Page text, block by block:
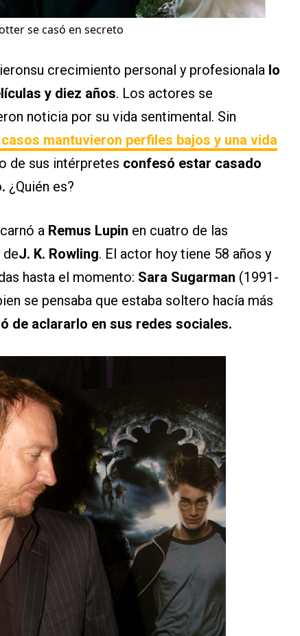
se casó en secreto
crecimiento personal y profesionala lo
y diez años. Los actores se
noticia por su vida sentimental. Sin
mantuvieron perfiles bajos y una vida
de sus intérpretes confesó estar casado
¿Quién es?
a Remus Lupin en cuatro de las
J. K. Rowling. El actor hoy tiene 58 años y
hasta el momento: Sara Sugarman (1991-
se pensaba que estaba soltero hacía más
de aclararlo en sus redes sociales.